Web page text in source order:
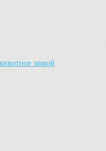
зимой